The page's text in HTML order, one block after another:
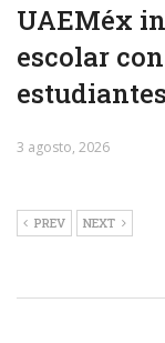
UAEMéx
escolar
estudiantes
3 agosto, 2026
PREV NEXT